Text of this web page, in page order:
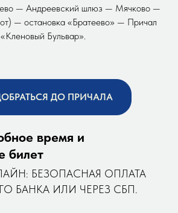
— Андреевский шлюз — Мячково —
— остановка «Братеево» — Причал
«Кленовый Бульвар».
ДО ПРИЧАЛА
время и
билет
БЕЗОПАСНАЯ ОПЛАТА
БАНКА ИЛИ ЧЕРЕЗ СБП.